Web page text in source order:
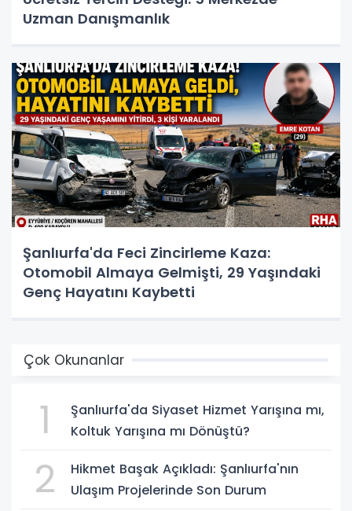
Uzman Danışmanlık
Şanlıurfa'da Feci Zincirleme Kaza:
Otomobil Almaya Gelmişti, 29 Yaşındaki
Genç Hayatını Kaybetti
Çok Okunanlar
1
Şanlıurfa'da Siyaset Hizmet Yarışına mı,
Koltuk Yarışına mı Dönüştü?
2
Hikmet Başak Açıkladı: Şanlıurfa'nın
Ulaşım Projelerinde Son Durum